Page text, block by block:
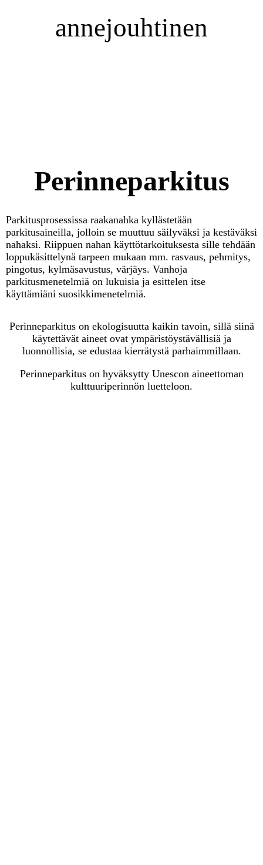
annejouhtinen
Perinneparkitus
Parkitusprosessissa raakanahka kyllästetään
parkitusaineilla, jolloin se muuttuu säilyväksi ja kestäväksi
nahaksi. Riippuen nahan käyttötarkoituksesta sille tehdään
loppukäsittelynä tarpeen mukaan mm. rasvaus, pehmitys,
pingotus, kylmäsavustus, värjäys. Vanhoja
parkitusmenetelmiä on lukuisia ja esittelen itse
käyttämiäni suosikkimenetelmiä.
Perinneparkitus on ekologisuutta kaikin tavoin, sillä siinä
käytettävät aineet ovat ympäristöystävällisiä ja
luonnollisia, se edustaa kierrätystä parhaimmillaan.
Perinneparkitus on hyväksytty Unescon aineettoman
kulttuuriperinnön luetteloon.